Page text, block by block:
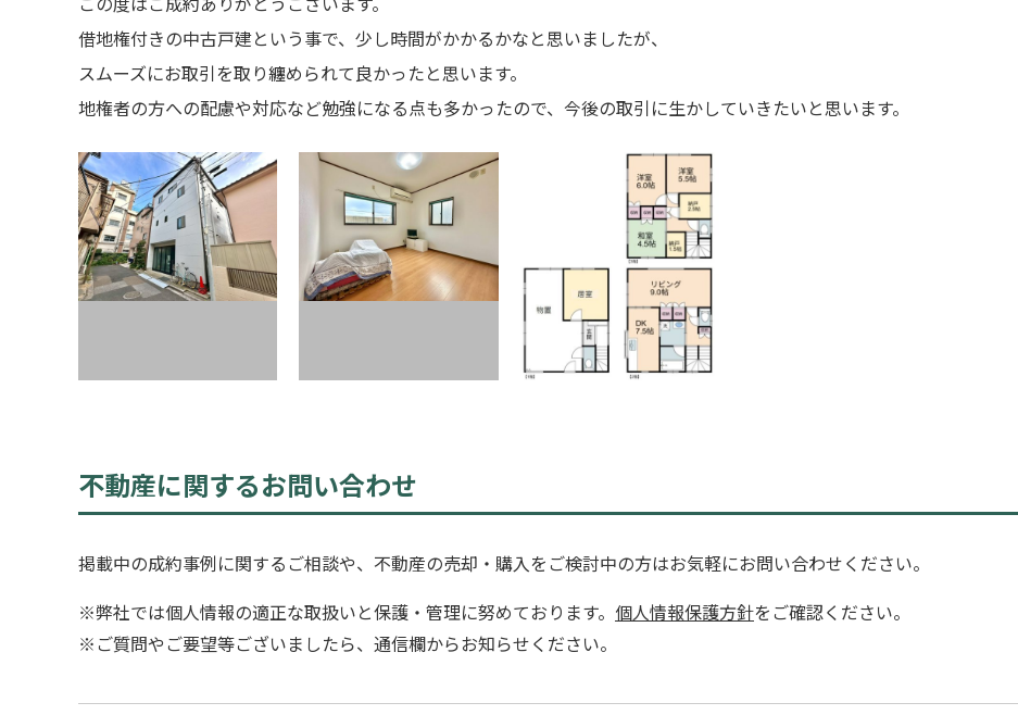
借地権付きの中古戸建という事で、少し時間がかかるかなと思いましたが、
スムーズにお取引を取り纏められて良かったと思います。
地権者の方への配慮や対応など勉強になる点も多かったので、今後の取引に生かしていきたいと思います。
不動産に関するお問い合わせ
掲載中の成約事例に関するご相談や、不動産の売却・購入をご検討中の方はお気軽にお問い合わせください。
※弊社では個人情報の適正な取扱いと保護・管理に努めております。 個人情報保護方針をご確認ください。
※ご質問やご要望等ございましたら、通信欄からお知らせください。